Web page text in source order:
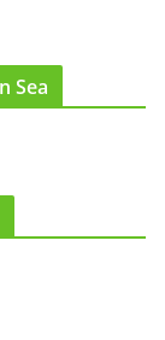
Sea